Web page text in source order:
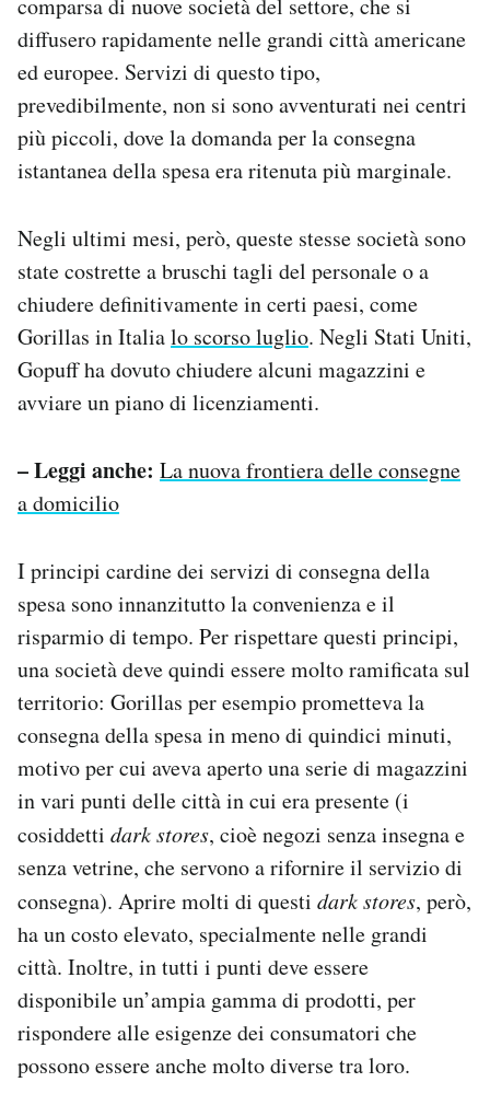
comparsa di nuove società del settore, che si
diffusero rapidamente nelle grandi città americane
ed europee. Servizi di questo tipo,
prevedibilmente, non si sono avventurati nei centri
più piccoli, dove la domanda per la consegna
istantanea della spesa era ritenuta più marginale.
Negli ultimi mesi, però, queste stesse società sono
state costrette a bruschi tagli del personale o a
chiudere definitivamente in certi paesi, come
Gorillas in Italialo scorso luglio. Negli Stati Uniti,
Gopuff ha dovuto chiudere alcuni magazzini e
avviare un piano di licenziamenti.
– Leggi anche: La nuova frontiera delle consegne
a domicilio
I principi cardine dei servizi di consegna della
spesa sono innanzitutto la convenienza e il
risparmio di tempo. Per rispettare questi principi,
una società deve quindi essere molto ramificata sul
territorio: Gorillas per esempio prometteva la
consegna della spesa in meno di quindici minuti,
motivo per cui aveva aperto una serie di magazzini
in vari punti delle città in cui era presente (i
cosiddetti dark stores, cioè negozi senza insegna e
senza vetrine, che servono a rifornire il servizio di
consegna). Aprire molti di questi dark stores, però,
ha un costo elevato, specialmente nelle grandi
città. Inoltre, in tutti i punti deve essere
disponibile un’ampia gamma di prodotti, per
rispondere alle esigenze dei consumatori che
possono essere anche molto diverse tra loro.